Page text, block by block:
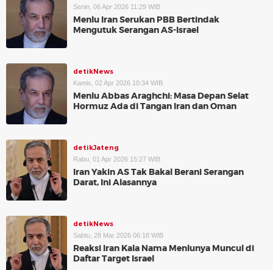
Senin, 06 Apr 2026 11:29 WIB
Menlu Iran Serukan PBB Bertindak
Mengutuk Serangan AS-Israel
detikNews
Kamis, 02 Apr 2026 10:34 WIB
Menlu Abbas Araghchi: Masa Depan Selat
Hormuz Ada di Tangan Iran dan Oman
detikJateng
Rabu, 01 Apr 2026 15:27 WIB
Iran Yakin AS Tak Bakal Berani Serangan
Darat, Ini Alasannya
detikNews
Sabtu, 28 Mar 2026 06:18 WIB
Reaksi Iran Kala Nama Menlunya Muncul di
Daftar Target Israel